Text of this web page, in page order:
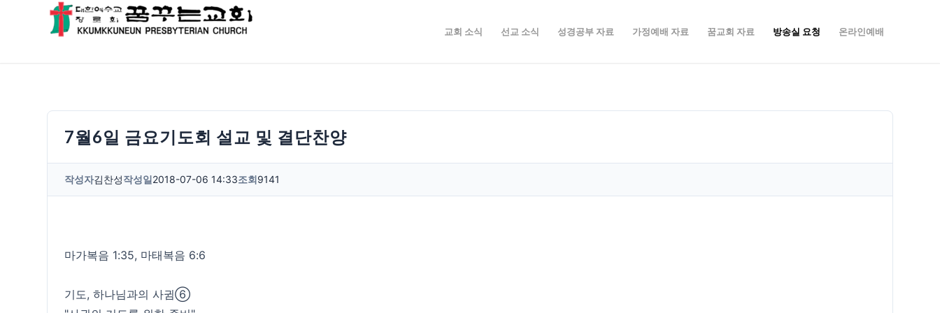
교회 소식 선교 소식 성경공부 자료 가정예배 자료 꿈교회 자료 방송실 요청 온라인예배
7월6일 금요기도회 설교 및 결단찬양
작성자김찬성작성일2018-07-06 14:33조회9141
마가복음 1:35, 마태복음 6:6
기도, 하나님과의 사귐⑥